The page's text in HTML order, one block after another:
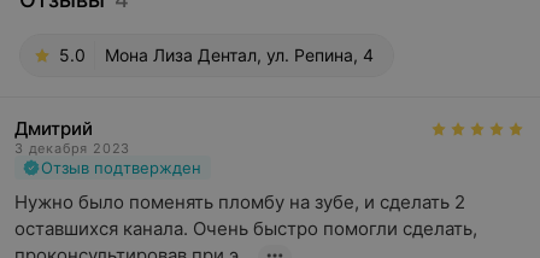
5.0 Мона Лиза Дентал, ул. Репина, 4
Дмитрий
3 декабря 2023
Отзыв подтвержден
Нужно было поменять пломбу на зубе, и сделать 2
оставшихся канала. Очень быстро помогли сделать,